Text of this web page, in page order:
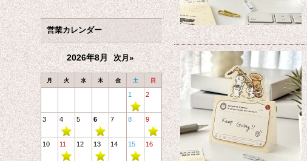
営業カレンダー
2026年8月 次月»
月 火 水 木 金 土 日
1 2
3 4 5 6 7 8 9
10 11 12 13 14 15 16